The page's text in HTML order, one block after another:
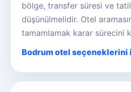
bölge, transfer süresi ve
düşünülmelidir. Otel
tamamlamak karar sürecini
Bodrum otel